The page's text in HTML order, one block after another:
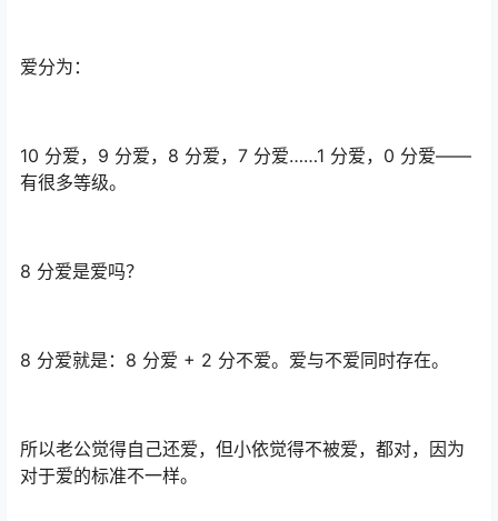
爱分为：
10 分爱，9 分爱，8 分爱，7 分爱……1 分爱，0 分爱——
有很多等级。
8 分爱是爱吗？
8 分爱就是：8 分爱 + 2 分不爱。爱与不爱同时存在。
所以老公觉得自己还爱，但小依觉得不被爱，都对，因为
对于爱的标准不一样。